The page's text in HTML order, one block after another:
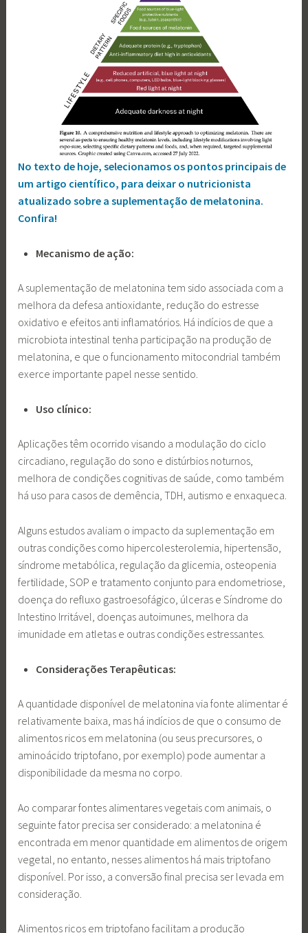
No texto de hoje, selecionamos os pontos principais de
um artigo científico, para deixar o nutricionista
atualizado sobre a suplementação de melatonina.
Confira!
Mecanismo de ação:
A suplementação de melatonina tem sido associada com a
melhora da defesa antioxidante, redução do estresse
oxidativo e efeitos anti inflamatórios. Há indícios de que a
microbiota intestinal tenha participação na produção de
melatonina, e que o funcionamento mitocondrial também
exerce importante papel nesse sentido.
Uso clínico:
Aplicações têm ocorrido visando a modulação do ciclo
circadiano, regulação do sono e distúrbios noturnos,
melhora de condições cognitivas de saúde, como também
há uso para casos de demência, TDH, autismo e enxaqueca.
Alguns estudos avaliam o impacto da suplementação em
outras condições como hipercolesterolemia, hipertensão,
síndrome metabólica, regulação da glicemia, osteopenia
fertilidade, SOP e tratamento conjunto para endometriose,
doença do refluxo gastroesofágico, úlceras e Síndrome do
Intestino Irritável, doenças autoimunes, melhora da
imunidade em atletas e outras condições estressantes.
Considerações Terapêuticas:
A quantidade disponível de melatonina via fonte alimentar é
relativamente baixa, mas há indícios de que o consumo de
alimentos ricos em melatonina (ou seus precursores, o
aminoácido triptofano, por exemplo) pode aumentar a
disponibilidade da mesma no corpo.
Ao comparar fontes alimentares vegetais com animais, o
seguinte fator precisa ser considerado: a melatonina é
encontrada em menor quantidade em alimentos de origem
vegetal, no entanto, nesses alimentos há mais triptofano
disponível. Por isso, a conversão final precisa ser levada em
consideração.
Alimentos ricos em triptofano facilitam a produção